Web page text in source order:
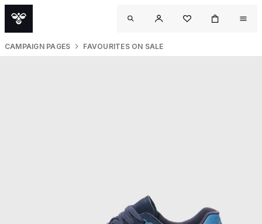
CAMPAIGN PAGES FAVOURITES ON SALE